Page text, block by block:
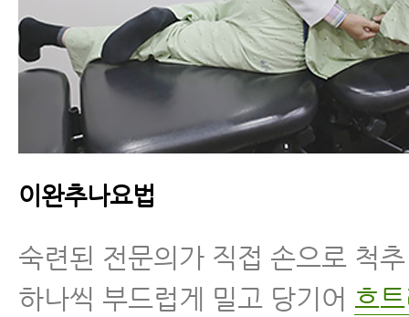
이완추나요법
숙련된 전문의가 직접 손으로 척
하나씩 부드럽게 밀고 당기어 흐